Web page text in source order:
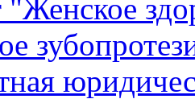
"Женское